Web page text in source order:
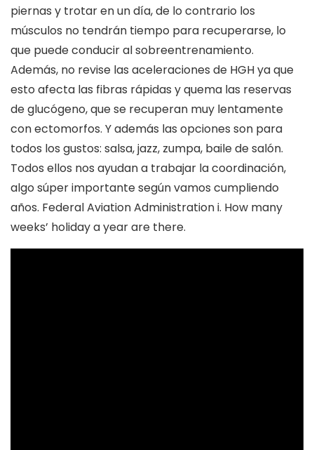
piernas y trotar en un día, de lo contrario los
músculos no tendrán tiempo para recuperarse, lo
que puede conducir al sobreentrenamiento.
Además, no revise las aceleraciones de HGH ya que
esto afecta las fibras rápidas y quema las reservas
de glucógeno, que se recuperan muy lentamente
con ectomorfos. Y además las opciones son para
todos los gustos: salsa, jazz, zumpa, baile de salón.
Todos ellos nos ayudan a trabajar la coordinación,
algo súper importante según vamos cumpliendo
años. Federal Aviation Administration i. How many
weeks’ holiday a year are there.